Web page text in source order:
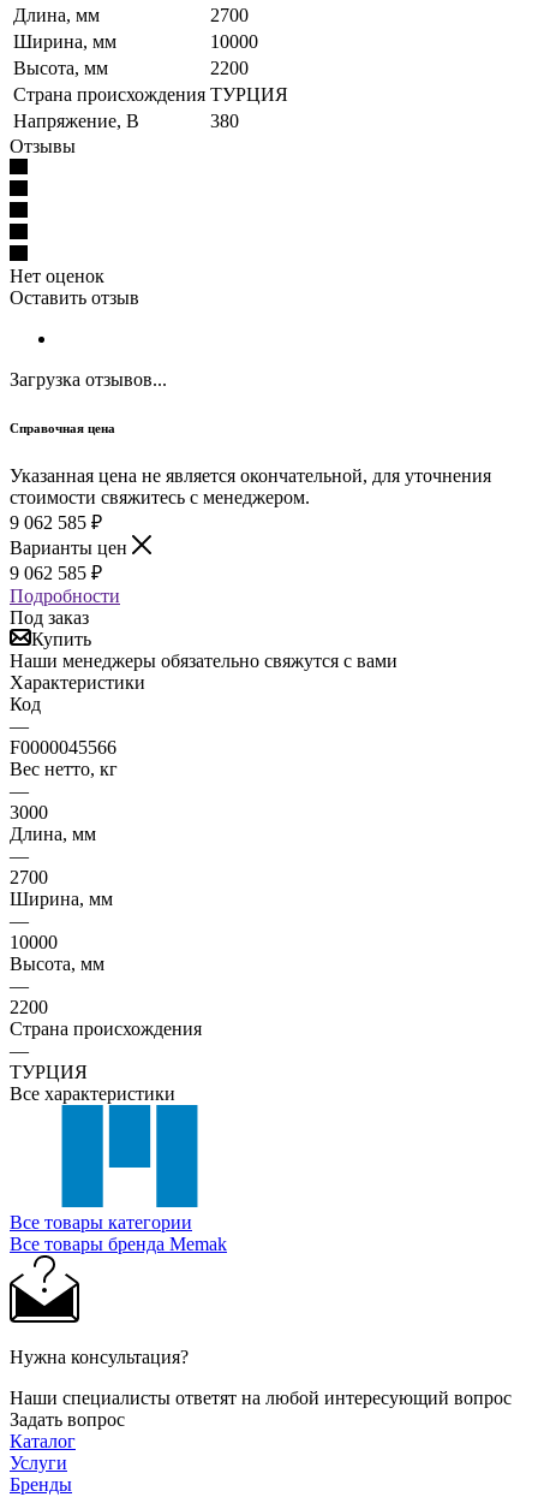
Длина, мм
2700
Ширина, мм
10000
Высота, мм
2200
Страна происхождения ТУРЦИЯ
Напряжение, В
380
Отзывы
Нет оценок
Оставить отзыв
Загрузка отзывов...
Справочная цена
Указанная цена не является окончательной, для уточнения
стоимости свяжитесь с менеджером.
9 062 585 ₽
Варианты цен
9 062 585 ₽
Подробности
Под заказ
Купить
Наши менеджеры обязательно свяжутся с вами
Характеристики
Код
—
F0000045566
Вес нетто, кг
—
3000
Длина, мм
—
2700
Ширина, мм
—
10000
Высота, мм
—
2200
Страна происхождения
—
ТУРЦИЯ
Все характеристики
Все товары категории
Все товары бренда Memak
Нужна консультация?
Наши специалисты ответят на любой интересующий вопрос
Задать вопрос
Каталог
Услуги
Бренды